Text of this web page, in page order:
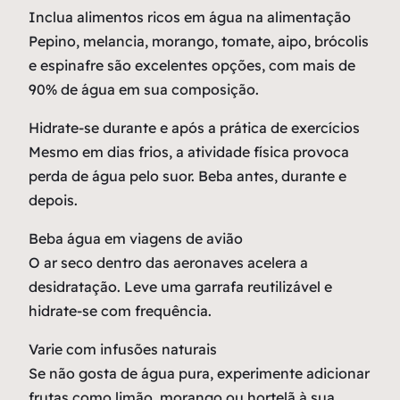
Inclua alimentos ricos em água na alimentação
Pepino, melancia, morango, tomate, aipo, brócolis
e espinafre são excelentes opções, com mais de
90% de água em sua composição.
Hidrate-se durante e após a prática de exercícios
Mesmo em dias frios, a atividade física provoca
perda de água pelo suor. Beba antes, durante e
depois.
Beba água em viagens de avião
O ar seco dentro das aeronaves acelera a
desidratação. Leve uma garrafa reutilizável e
hidrate-se com frequência.
Varie com infusões naturais
Se não gosta de água pura, experimente adicionar